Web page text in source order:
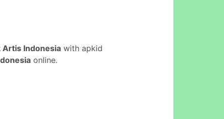
Artis Indonesia with apkid
online.